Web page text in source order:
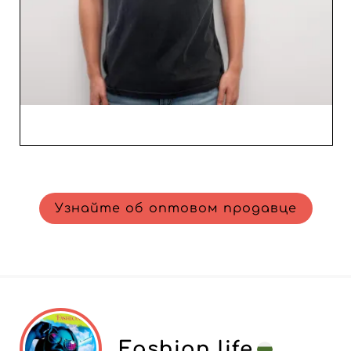
поставщиком, готовым поддерживать их рост,
одновременно отвечая ожиданиям потребителей в
сегменте мужской моды. Примите стратегический
подход к своему ассортименту, интегрируя коллекции
NUM wear — там, где качество идет рука об руку с
удовлетворенностью.
Узнайте об оптовом продавце